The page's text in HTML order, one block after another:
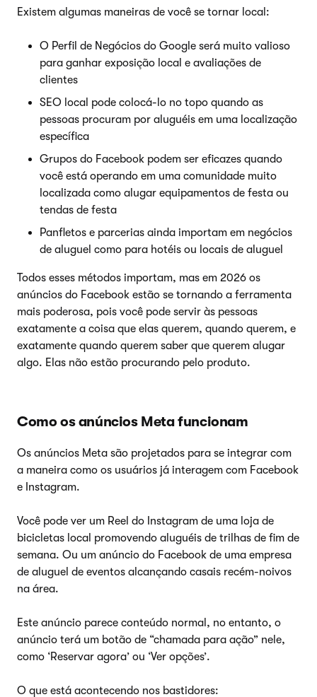
Existem algumas maneiras de você se tornar local:
O Perfil de Negócios do Google será muito valioso
para ganhar exposição local e avaliações de
clientes
SEO local pode colocá-lo no topo quando as
pessoas procuram por aluguéis em uma localização
específica
Grupos do Facebook podem ser eficazes quando
você está operando em uma comunidade muito
localizada como alugar equipamentos de festa ou
tendas de festa
Panfletos e parcerias ainda importam em negócios
de aluguel como para hotéis ou locais de aluguel
Todos esses métodos importam, mas em 2026 os
anúncios do Facebook estão se tornando a ferramenta
mais poderosa, pois você pode servir às pessoas
exatamente a coisa que elas querem, quando querem, e
exatamente quando querem saber que querem alugar
algo. Elas não estão procurando pelo produto.
Como os anúncios Meta funcionam
Os anúncios Meta são projetados para se integrar com
a maneira como os usuários já interagem com Facebook
e Instagram.
Você pode ver um Reel do Instagram de uma loja de
bicicletas local promovendo aluguéis de trilhas de fim de
semana. Ou um anúncio do Facebook de uma empresa
de aluguel de eventos alcançando casais recém-noivos
na área.
Este anúncio parece conteúdo normal, no entanto, o
anúncio terá um botão de “chamada para ação” nele,
como ‘Reservar agora’ ou ‘Ver opções’.
O que está acontecendo nos bastidores: